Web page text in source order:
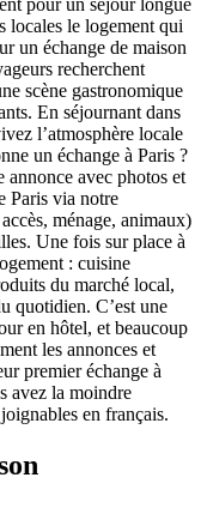
pour un séjour longue
locales le logement qui
un échange de maison
recherchent
scène gastronomique
En séjournant dans
l’atmosphère locale
un échange à Paris ?
avec photos et
Paris via notre
ménage, animaux)
Une fois sur place à
: cuisine
du marché local,
quotidien. C’est une
en hôtel, et beaucoup
les annonces et
premier échange à
avez la moindre
en français.